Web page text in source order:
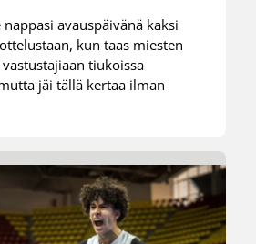
avauspäivänä kaksi
kun taas miesten
tiukoissa
jäi tällä kertaa ilman